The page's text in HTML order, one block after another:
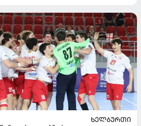
ᲮᲔᲚᲑᲣᲠᲗᲘ